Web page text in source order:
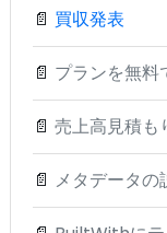
📄 買収発表
📄 プランを無料
📄 売上高見積も
📄 メタデータの